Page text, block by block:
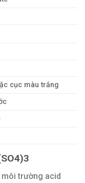
cục màu trắng
trường acid